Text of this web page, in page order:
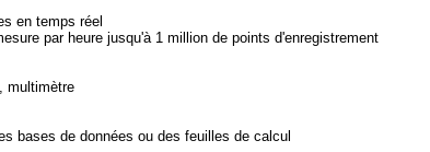
en temps réel
par heure jusqu'à 1 million de points d'enregistrement
multimètre
bases de données ou des feuilles de calcul